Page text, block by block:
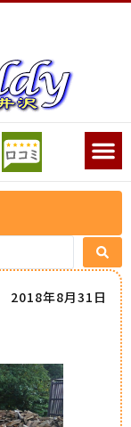
2018年8月31日